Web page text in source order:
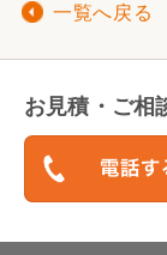
一覧へ戻る
お見積・ご相